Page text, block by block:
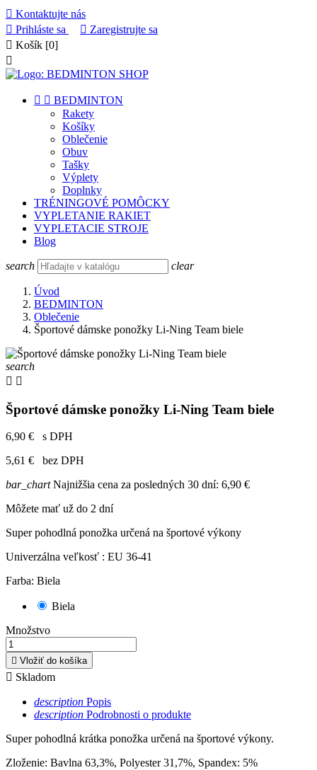
 Kontaktujte nás
 Prihláste sa  Zaregistrujte sa
 Košík [0]

  BEDMINTON
Rakety
Košíky
Oblečenie
Obuv
Tašky
Výplety
Doplnky
TRÉNINGOVÉ POMÔCKY
VYPLETANIE RAKIET
VYPLETACIE STROJE
Blog
search clear
Úvod
BEDMINTON
Oblečenie
Športové dámske ponožky Li-Ning Team biele
search
 
Športové dámske ponožky Li-Ning Team biele
6,90 €
s DPH
5,61 €
bez DPH
bar_chartNajnižšia cena za posledných 30 dní: 6,90 €
Môžete mať už do 2 dní
Super pohodlná ponožka určená na športové výkony
Univerzálna veľkosť : EU 36-41
Farba: Biela
Biela
Množstvo
 Vložiť do košíka
 Skladom
description Popis
description Podrobnosti o produkte
Super pohodlná krátka ponožka určená na športové výkony.
Zloženie: Bavlna 63,3%, Polyester 31,7%, Spandex: 5%